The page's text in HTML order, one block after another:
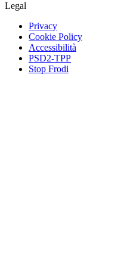
Legal
Privacy
Cookie Policy
Accessibilità
PSD2-TPP
Stop Frodi